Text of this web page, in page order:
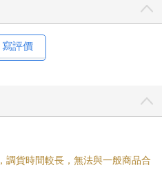
寫評價
貨時間較長，無法與一般商品合